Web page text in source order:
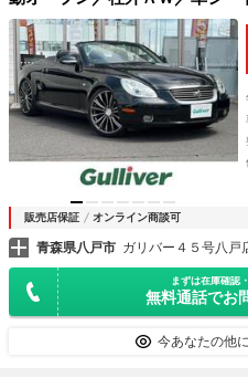
／スペアキー２本／クルーズコ
販売店保証 オンライン商談可
青森県八戸市 ガリバー４５号八
まずは在庫確認
無料通話でお
今あなたの他に